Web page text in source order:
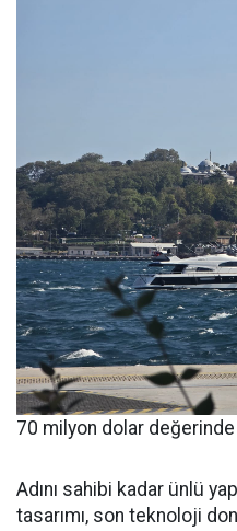
70 milyon dolar
Adını sahibi kadar ünlü
tasarımı, son teknoloji